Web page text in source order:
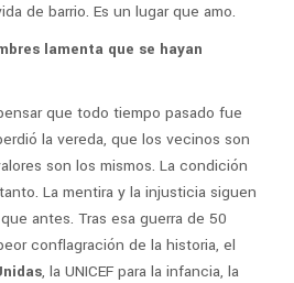
de barrio. Es un lugar que amo.
lamenta que se hayan
que todo tiempo pasado fue
la vereda, que los vecinos son
son los mismos. La condición
La mentira y la injusticia siguen
antes. Tras esa guerra de 50
conflagración de la historia, el
, la UNICEF para la infancia, la